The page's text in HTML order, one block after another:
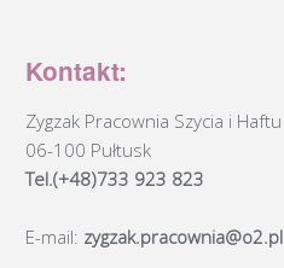
Kontakt:
Zygzak Pracownia Szycia i Haftu
06-100 Pułtusk
Tel.(+48)733 923 823
E-mail: zygzak.pracownia@o2.pl